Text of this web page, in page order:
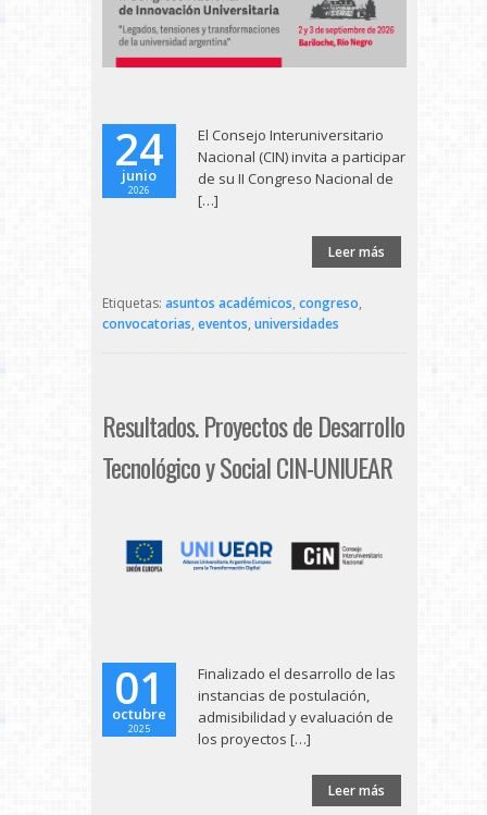
24
junio
2026
El Consejo Interuniversitario
Nacional (CIN) invita a participar
de su II Congreso Nacional de
[…]
Leer más
Etiquetas: asuntos académicos, congreso,
convocatorias, eventos, universidades
Resultados. Proyectos de Desarrollo
Tecnológico y Social CIN-UNIUEAR
01
octubre
2025
Finalizado el desarrollo de las
instancias de postulación,
admisibilidad y evaluación de
los proyectos […]
Leer más